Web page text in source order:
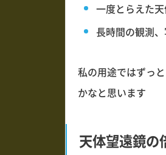
一度とらえた
長時間の観測
私の用途ではずっ
かなと思います
天体望遠鏡の